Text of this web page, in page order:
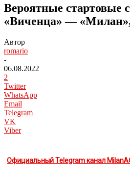
Вероятные стартовые
«Виченца» — «Милан»,
Автор
romario
-
06.08.2022
2
Twitter
WhatsApp
Email
Telegram
VK
Viber
Официальный Telegram канал